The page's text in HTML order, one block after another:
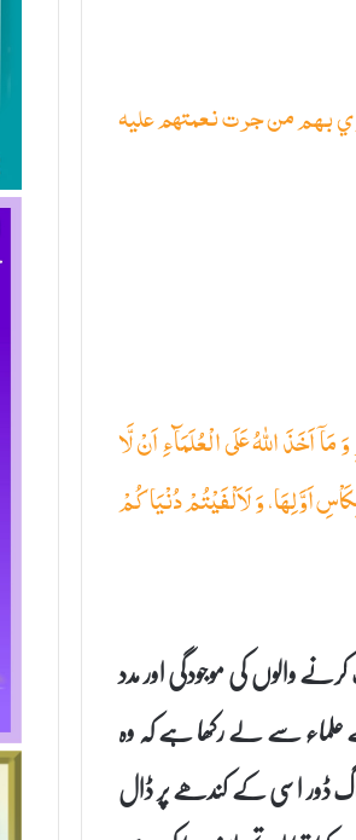
بهم من جرت نعمتهم عليه
اَخَذَ اللهُ عَلَى الْعُلَمَآءِ اَنْ لَّا
اَوَّلِهَا، وَ لَاَلْفَیْتُمْ دُنْیَاكُمْ
والوں کی موجودگی اور مدد
علماء سے لے رکھا ہے کہ وہ
ڈور اسی کے کندھے پر ڈال